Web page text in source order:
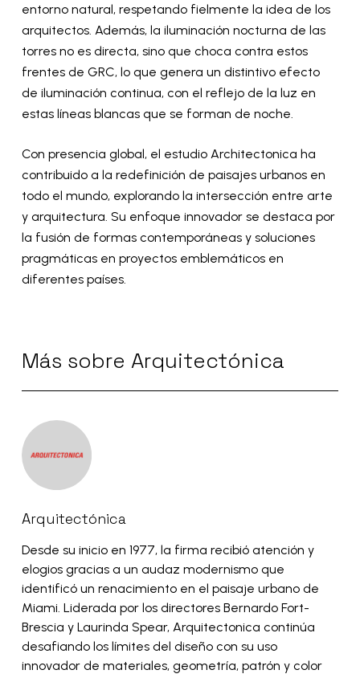
entorno natural, respetando fielmente la idea de los
arquitectos. Además, la iluminación nocturna de las
torres no es directa, sino que choca contra estos
frentes de GRC, lo que genera un distintivo efecto
de iluminación continua, con el reflejo de la luz en
estas líneas blancas que se forman de noche.
Con presencia global, el estudio Architectonica ha
contribuido a la redefinición de paisajes urbanos en
todo el mundo, explorando la intersección entre arte
y arquitectura. Su enfoque innovador se destaca por
la fusión de formas contemporáneas y soluciones
pragmáticas en proyectos emblemáticos en
diferentes países.
Más sobre Arquitectónica
Arquitectónica
Desde su inicio en 1977, la firma recibió atención y
elogios gracias a un audaz modernismo que
identificó un renacimiento en el paisaje urbano de
Miami. Liderada por los directores Bernardo Fort-
Brescia y Laurinda Spear, Arquitectonica continúa
desafiando los límites del diseño con su uso
innovador de materiales, geometría, patrón y color